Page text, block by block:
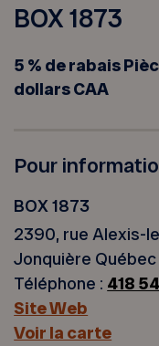
BOX 1873
5 % de rabais
dollars CAA
Pour
BOX 1873
2390, rue Alexis-
Jonquière
Téléphone : 418
Site Web
Voir la carte